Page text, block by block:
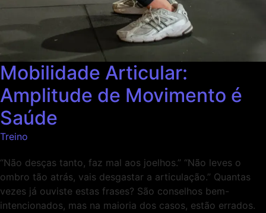
Mobilidade Articular:
Amplitude de Movimento é
Saúde
Treino
“Não desças tanto, faz mal aos joelhos.” “Não leves o
ombro tão atrás, vais desgastar a articulação.” Quantas
vezes já ouviste estas frases? São conselhos bem-
intencionados, mas na maioria dos casos, estão errados.